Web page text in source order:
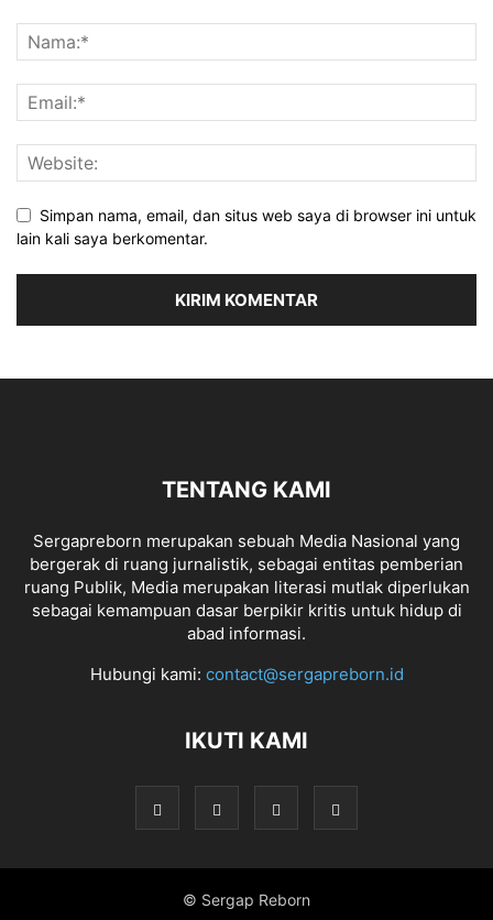
Simpan nama, email, dan situs web saya di browser ini untuk
lain kali saya berkomentar.
TENTANG KAMI
Sergapreborn merupakan sebuah Media Nasional yang
bergerak di ruang jurnalistik, sebagai entitas pemberian
ruang Publik, Media merupakan literasi mutlak diperlukan
sebagai kemampuan dasar berpikir kritis untuk hidup di
abad informasi.
Hubungi kami: contact@sergapreborn.id
IKUTI KAMI
© Sergap Reborn